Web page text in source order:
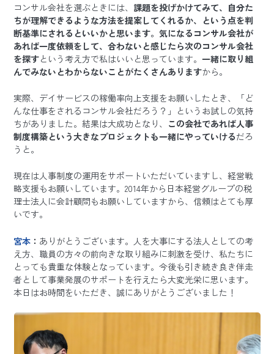
コンサル会社を選ぶときには、 課題を投げかけてみて、自分た
ちが理解できるような方法を提案してくれるか、という点を判
断基準にされるといいかと思います。気になるコンサル会社が
あれば一度依頼をして、合わないと感じたら次のコンサル会社
を探すという考え方で私はいいと思っています。一緒に取り組
んでみないとわからないことがたくさんありますから。
実際、デイサービスの稼働率向上支援をお願いしたとき、「ど
んな仕事をされるコンサル会社だろう？」というお試しの気持
ちがありました。結果は大成功となり、 この会社であれば人事
制度構築という大きなプロジェクトも一緒にやっていけるだろ
うと。
現在は人事制度の運用をサポートいただいていますし、経営戦
略支援もお願いしています。2014年から日本経営グループの税
理士法人に会計顧問もお願いしていますから、信頼はとても厚
いです。
宮本 ： ありがとうございます。人を大事にする法人としての考
え方、職員の方々の前向きな取り組みに刺激を受け、私たちに
とっても貴重な体験となっています。今後も引き続き良き伴走
者として事業発展のサポートを行えたら大変光栄に思います。
本日はお時間をいただき、誠にありがとうございました！